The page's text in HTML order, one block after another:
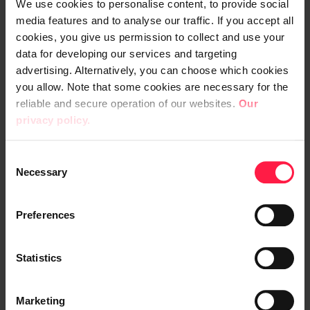
We use cookies to personalise content, to provide social
media features and to analyse our traffic. If you accept all
cookies, you give us permission to collect and use your
data for developing our services and targeting
advertising. Alternatively, you can choose which cookies
you allow. Note that some cookies are necessary for the
reliable and secure operation of our websites. Our
privacy policy.
Necessary
Preferences
Statistics
Marketing
Uudistuksien yhteydessä Fingridillä
tunnistettiin tarve päivittää
integraatiopalvelukokonaisuutta ja
kilpailutuksen myötä Digia valikoitui
kumppaniksi myös tälle osa-alueelle.
”Olemme yhdessä tytäryhtiömme
johtavista data- ja integraatio-osaajista. On
hienoa, että pääsemme hyödyntämään
ydinosaamistamme entistä kattavammin
Fingridin toiminnan kehittämisessä”,